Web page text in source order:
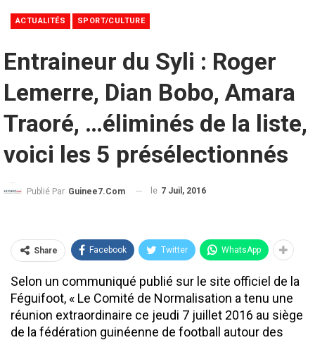
ACTUALITÉS SPORT/CULTURE
Entraineur du Syli : Roger
Lemerre, Dian Bobo, Amara
Traoré, …éliminés de la liste,
voici les 5 présélectionnés
Publié Par Guinee7.com le 7 Juil, 2016
Share Facebook Twitter WhatsApp
Selon un communiqué publié sur le site officiel de la
Féguifoot, « Le Comité de Normalisation a tenu une
réunion extraordinaire ce jeudi 7 juillet 2016 au siège
de la fédération guinéenne de football autour des